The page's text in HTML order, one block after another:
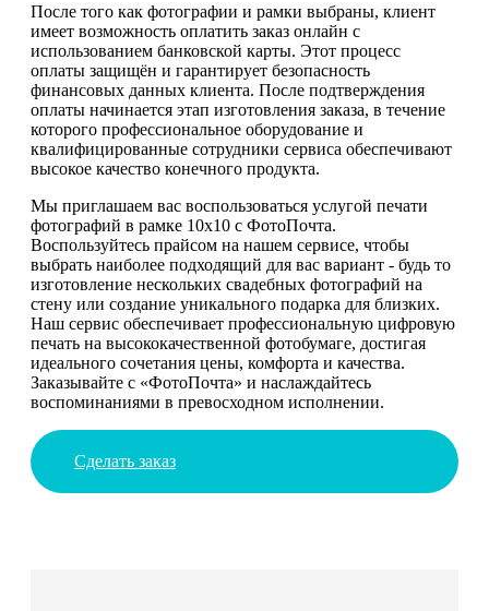
После того как фотографии и рамки выбраны, клиент
имеет возможность оплатить заказ онлайн с
использованием банковской карты. Этот процесс
оплаты защищён и гарантирует безопасность
финансовых данных клиента. После подтверждения
оплаты начинается этап изготовления заказа, в течение
которого профессиональное оборудование и
квалифицированные сотрудники сервиса обеспечивают
высокое качество конечного продукта.
Мы приглашаем вас воспользоваться услугой печати
фотографий в рамке 10х10 с ФотоПочта.
Воспользуйтесь прайсом на нашем сервисе, чтобы
выбрать наиболее подходящий для вас вариант - будь то
изготовление нескольких свадебных фотографий на
стену или создание уникального подарка для близких.
Наш сервис обеспечивает профессиональную цифровую
печать на высококачественной фотобумаге, достигая
идеального сочетания цены, комфорта и качества.
Заказывайте с «ФотоПочта» и наслаждайтесь
воспоминаниями в превосходном исполнении.
Сделать заказ